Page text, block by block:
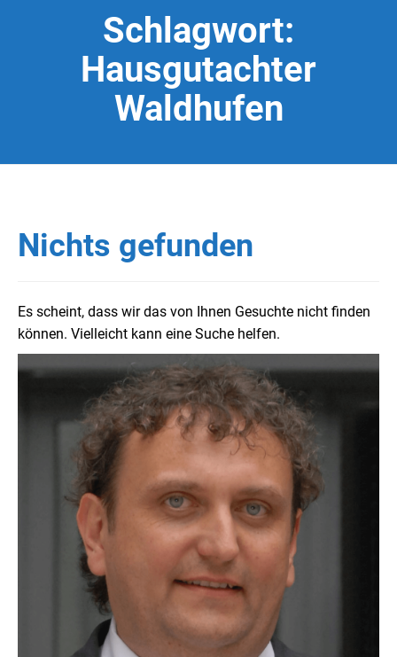
Schlagwort:
Hausgutachter
Waldhufen
Nichts gefunden
Es scheint, dass wir das von Ihnen Gesuchte nicht finden
können. Vielleicht kann eine Suche helfen.